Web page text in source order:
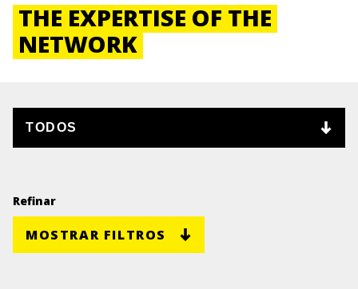
THE EXPERTISE OF THE
NETWORK
Refinar
MOSTRAR FILTROS